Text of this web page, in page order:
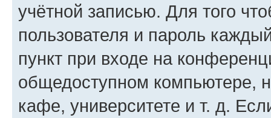
учётной записью. Для того
пользователя и пароль
пункт при входе на
общедоступном компьютере,
кафе, университете и т. д.